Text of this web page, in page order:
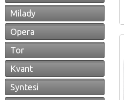
Milady
Opera
Tor
Kvant
Syntesi